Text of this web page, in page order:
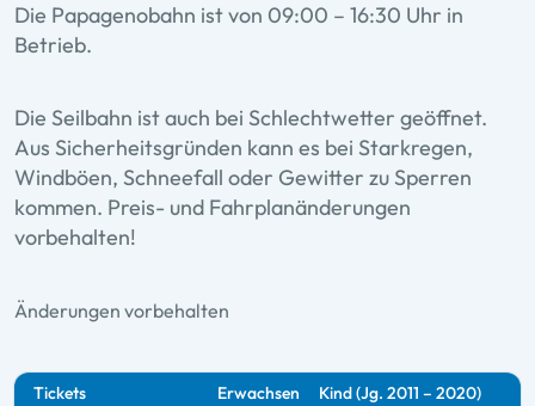
Die Papagenobahn ist von 09:00 – 16:30 Uhr in
Betrieb.
Die Seilbahn ist auch bei Schlechtwetter geöffnet.
Aus Sicherheitsgründen kann es bei Starkregen,
Windböen, Schneefall oder Gewitter zu Sperren
kommen. Preis- und Fahrplanänderungen
vorbehalten!
Änderungen vorbehalten
Tickets Erwachsen Kind (Jg. 2011 – 2020)